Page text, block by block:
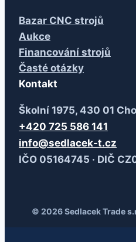
Bazar CNC strojů
Aukce
Financování strojů
Časté otázky
Kontakt
Školní 1975, 430 01
+420 725 586 141
info@sedlacek-t.cz
IČO 05164745 · DIČ
© 2026 Sedlacek Trade